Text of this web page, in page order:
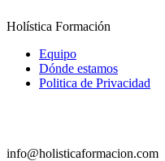
Holística Formación
Equipo
Dónde estamos
Politica de Privacidad
info@holisticaformacion.com